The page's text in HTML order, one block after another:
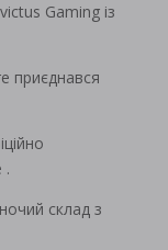
Gaming із
приєднався
.
склад з